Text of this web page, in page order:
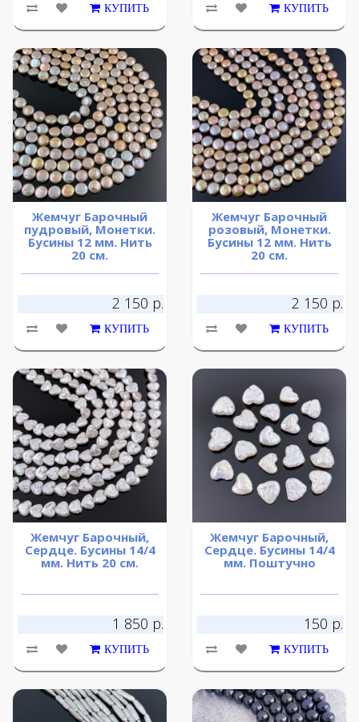
КУПИТЬ КУПИТЬ
Жемчуг Барочный
пудровый, Монетки.
Бусины 12 мм. Нить
20 см.
2 150 р.
КУПИТЬ
Жемчуг Барочный
розовый, Монетки.
Бусины 12 мм. Нить
20 см.
2 150 р.
КУПИТЬ
Жемчуг Барочный,
Сердце. Бусины 14/4
мм. Нить 20 см.
1 850 р.
КУПИТЬ
Жемчуг Барочный,
Сердце. Бусины 14/4
мм. Поштучно
150 р.
КУПИТЬ